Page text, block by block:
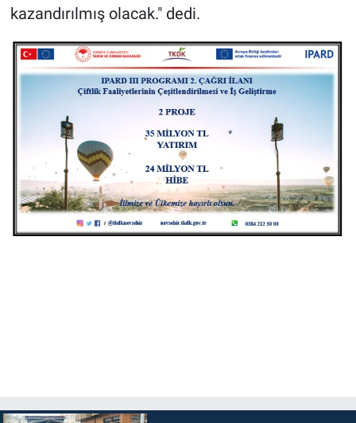
kazandırılmış olacak." dedi.
Asayiş
Politika
Magazin
Çevre